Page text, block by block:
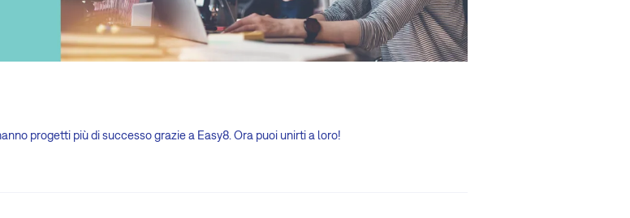
progetti più di successo grazie a Easy8. Ora puoi unirti a loro!